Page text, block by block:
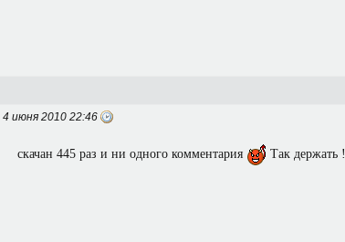
4 июня 2010 22:46
скачан 445 раз и ни одного комментария Так держать !